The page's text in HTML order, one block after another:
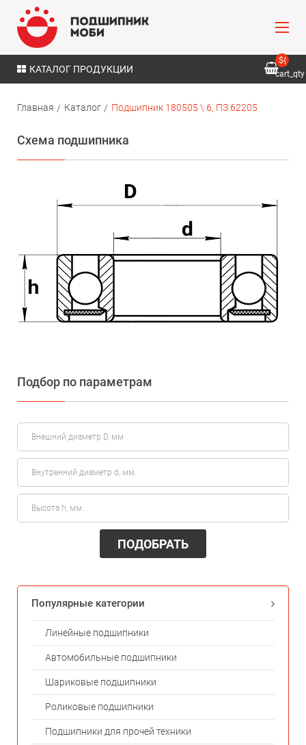
КАТАЛОГ ПРОДУКЦИИ
${
cart_qty
Главная Каталог Подшипник 180505 \ 6, ПЗ 62205
Схема подшипника
Подбор по параметрам
ПОДОБРАТЬ
Популярные категории
Линейные подшипники
Автомобильные подшипники
Шариковые подшипники
Роликовые подшипники
Подшипники для прочей техники